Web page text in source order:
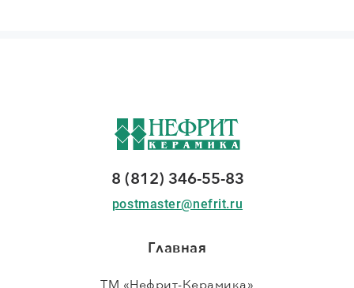
8 (812) 346-55-83
postmaster@nefrit.ru
Главная